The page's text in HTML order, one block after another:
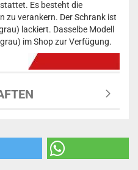
Es besteht die
zu verankern. Der Schrank ist
lackiert. Dasselbe Modell
im Shop zur Verfügung.